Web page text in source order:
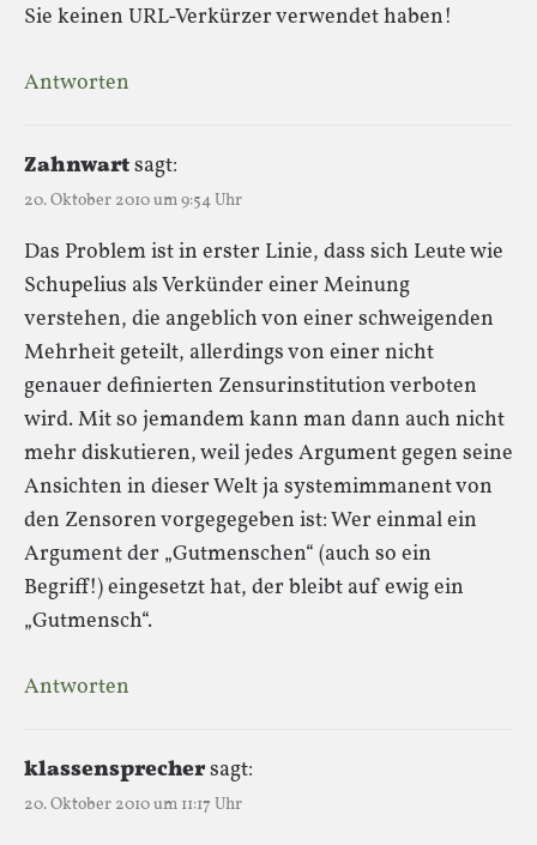
Sie keinen URL-Verkürzer verwendet haben!
Antworten
Zahnwartsagt:
20. Oktober 2010 um 9:54 Uhr
Das Problem ist in erster Linie, dass sich Leute wie
Schupelius als Verkünder einer Meinung
verstehen, die angeblich von einer schweigenden
Mehrheit geteilt, allerdings von einer nicht
genauer definierten Zensurinstitution verboten
wird. Mit so jemandem kann man dann auch nicht
mehr diskutieren, weil jedes Argument gegen seine
Ansichten in dieser Welt ja systemimmanent von
den Zensoren vorgegegeben ist: Wer einmal ein
Argument der „Gutmenschen“ (auch so ein
Begriff!) eingesetzt hat, der bleibt auf ewig ein
„Gutmensch“.
Antworten
klassensprechersagt:
20. Oktober 2010 um 11:17 Uhr